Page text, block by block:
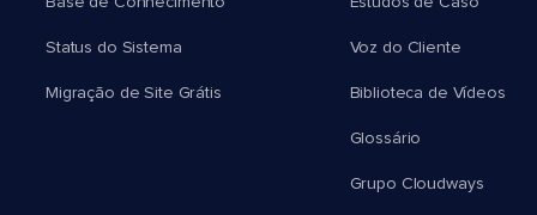
Status do Sistema
Migração de Site Grátis
Voz do Cliente
Biblioteca de Vídeos
Glossário
Grupo Cloudways